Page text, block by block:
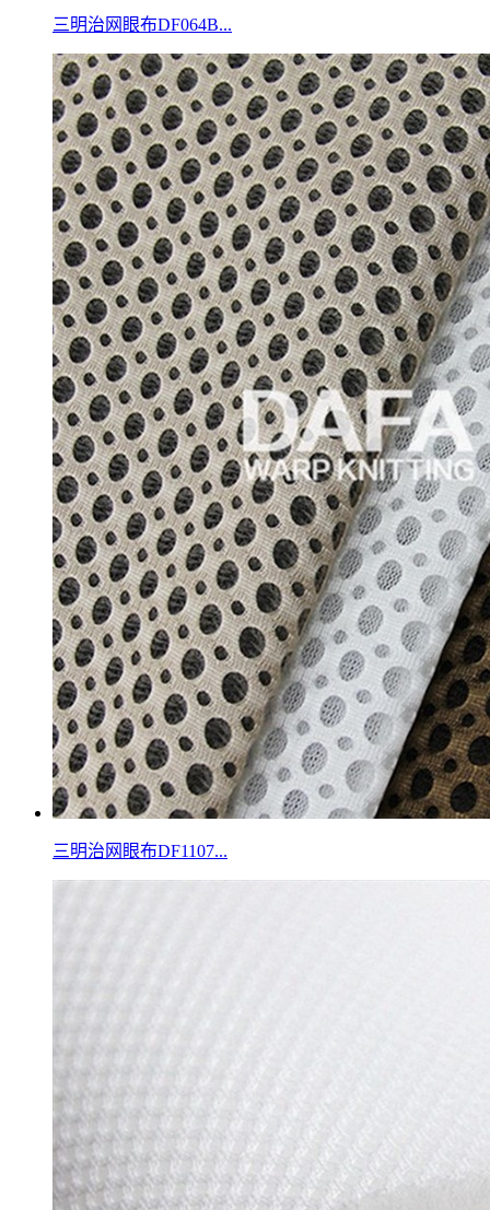
三明治网眼布DF064B...
三明治网眼布DF1107...